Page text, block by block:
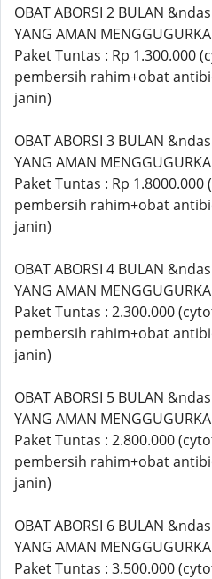
OBAT ABORSI 2 BULAN
YANG AMAN
Paket Tuntas : Rp 1.300.000
pembersih rahim+obat
janin)
OBAT ABORSI 3 BULAN
YANG AMAN
Paket Tuntas : Rp
pembersih rahim+obat
janin)
OBAT ABORSI 4 BULAN
YANG AMAN
Paket Tuntas : 2.300.000
pembersih rahim+obat
janin)
OBAT ABORSI 5 BULAN
YANG AMAN
Paket Tuntas : 2.800.000
pembersih rahim+obat
janin)
OBAT ABORSI 6 BULAN
YANG AMAN
Paket Tuntas : 3.500.000